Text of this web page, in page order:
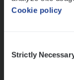
Cookie policy
Selection
Strictly
Ons